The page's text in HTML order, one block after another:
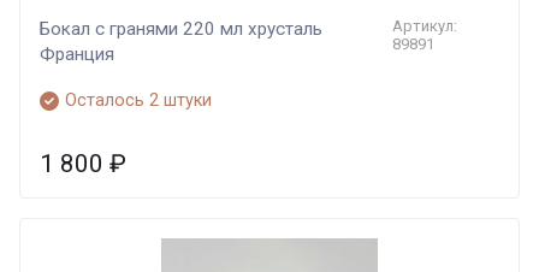
Бокал с гранями 220 мл хрусталь
Франция
Артикул:
89891
Осталось 2 штуки
1 800 ₽